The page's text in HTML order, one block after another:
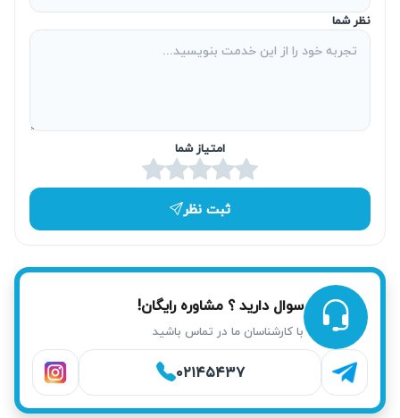
تعمیر برد تخصصی با تکنسین همان برند
برای تعمیر بردهای الکترونیکی یخچال، آریابهکار از تکنسین‌هایی
بالاتری انجام شود و عملکرد یخچال به وضعیت مطلوب بازگردد.
تکنسین‌های ما همواره به روزترین دانش فنی را در این زمینه دارا
تعمیر فوری همان روز در محل
دارند تا در همان روز درخواست شما، به محل اعزام شوند. انجام
تعمیرات در محل به شما امکان می‌دهد بدون نیاز به جابجایی
دستگاه، مشکلات را برطرف کنید. این خدمت باعث کاهش زمان
انتظار و دردسرهای حمل و نقل می‌شود و رضایت مشتریان را
جلب می‌کند.
نظر شما
امتیاز شما
ثبت نظر
سوال دارید ؟ مشاوره رایگان!
با کارشناسان ما در تماس باشید
۰۲۱۴۵۴۳۷